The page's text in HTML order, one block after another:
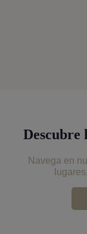
Descubre
Navega en